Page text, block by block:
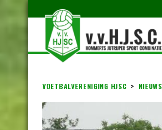
VOETBALVERENIGING HJSC > NIEUWS